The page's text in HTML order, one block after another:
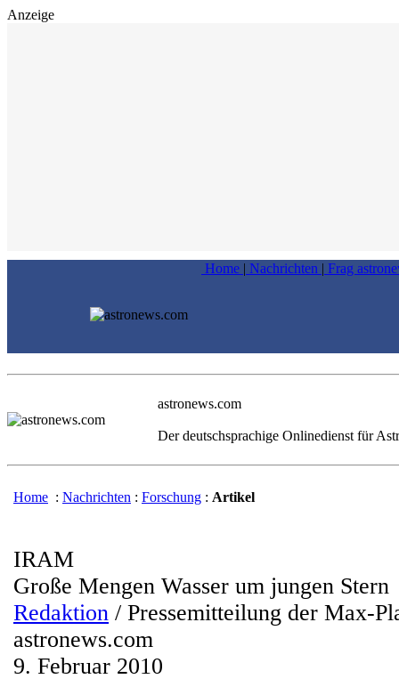
Anzeige
Home | Nachrichten | Frag
astronews.com
Der deutschsprachige Onlinedienst für
Home : Nachrichten : Forschung : Artikel
IRAM
Große Mengen Wasser um jungen Stern
Redaktion / Pressemitteilung der Max-
astronews.com
9. Februar 2010